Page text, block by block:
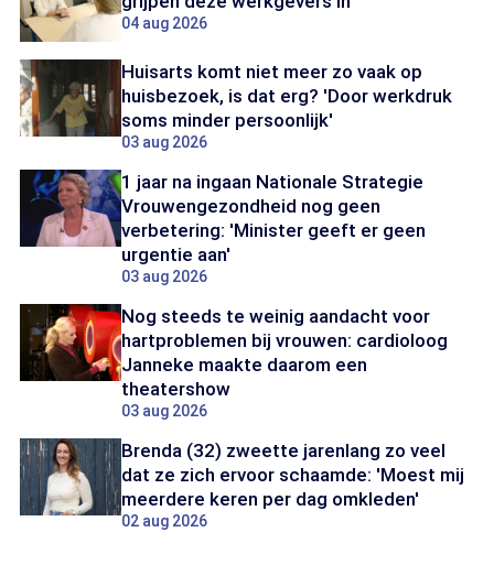
04 aug 2026
Huisarts komt niet meer zo vaak op
huisbezoek, is dat erg? 'Door werkdruk
soms minder persoonlijk'
03 aug 2026
1 jaar na ingaan Nationale Strategie
Vrouwengezondheid nog geen
verbetering: 'Minister geeft er geen
urgentie aan'
03 aug 2026
Nog steeds te weinig aandacht voor
hartproblemen bij vrouwen: cardioloog
Janneke maakte daarom een
theatershow
03 aug 2026
Brenda (32) zweette jarenlang zo veel
dat ze zich ervoor schaamde: 'Moest mij
meerdere keren per dag omkleden'
02 aug 2026